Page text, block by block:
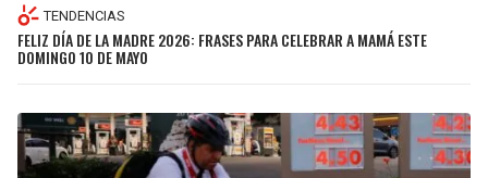
TENDENCIAS
FELIZ DÍA DE LA MADRE 2026: FRASES PARA CELEBRAR A MAMÁ ESTE
DOMINGO 10 DE MAYO